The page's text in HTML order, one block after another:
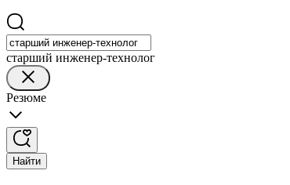
старший инженер-технолог
Резюме
Найти